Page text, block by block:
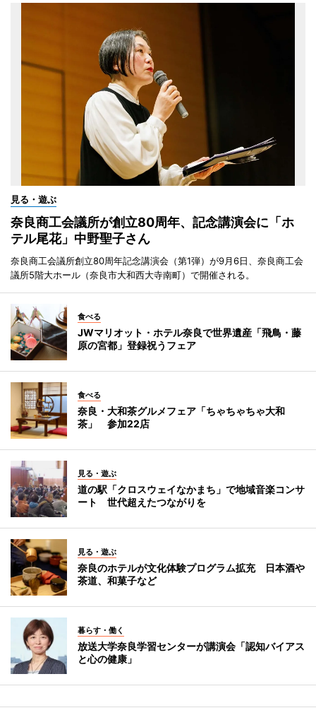
見る・遊ぶ
奈良商工会議所が創立80周年、記念講演会に「ホ
テル尾花」中野聖子さん
奈良商工会議所創立80周年記念講演会（第1弾）が9月6日、奈良商工会
議所5階大ホール（奈良市大和西大寺南町）で開催される。
食べる
JWマリオット・ホテル奈良で世界遺産「飛鳥・藤
原の宮都」登録祝うフェア
食べる
奈良・大和茶グルメフェア「ちゃちゃちゃ大和
茶」 参加22店
見る・遊ぶ
道の駅「クロスウェイなかまち」で地域音楽コンサ
ート 世代超えたつながりを
見る・遊ぶ
奈良のホテルが文化体験プログラム拡充 日本酒や
茶道、和菓子など
暮らす・働く
放送大学奈良学習センターが講演会「認知バイアス
と心の健康」